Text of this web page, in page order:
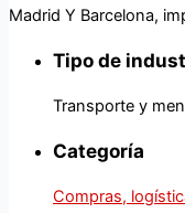
Madrid Y Barcelona,
Tipo de
Transporte y
Categoría
Compras,